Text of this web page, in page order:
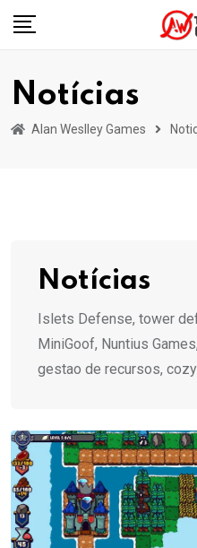
Skip
Notícias
Alan Weslley Games
Notícias
Islets Defense, tower
MiniGoof, Nuntius
gestao de recursos,